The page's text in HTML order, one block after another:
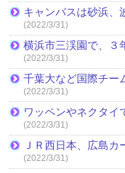
キャンバスは砂浜、
(2022/3/31)
横浜市三渓園で、
(2022/3/31)
千葉大など国際チー
(2022/3/31)
ワッペンやネクタイ
(2022/3/31)
ＪＲ西日本、広島
(2022/3/31)